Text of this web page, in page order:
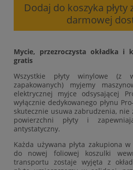
Dodaj do koszyka płyty
darmowej
Mycie, przezroczysta okładka i
gratis
Wszystkie płyty winylowe (z
zapakowanych) myjemy
elektrycznej myjce odsysającej
wyłącznie dedykowanego płynu
skutecznie usuwa zabrudzenia, nie
powierzchni płyty i
antystatyczny.
Każda używana płyta zakupiona
do nowej foliowej koszulki
transportu zostaje wyjęta z